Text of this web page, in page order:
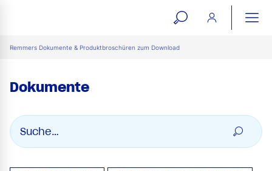
open
search
Remmers Dokumente & Produktbroschüren zum Download
Dokumente